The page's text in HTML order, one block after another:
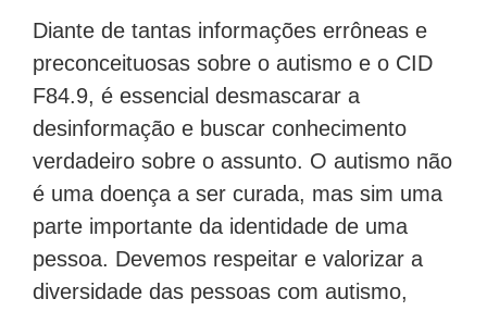
Diante de tantas informações errôneas e
preconceituosas sobre o autismo e o CID
F84.9, é essencial desmascarar a
desinformação e buscar conhecimento
verdadeiro sobre o assunto. O autismo não
é uma doença a ser curada, mas sim uma
parte importante da identidade de uma
pessoa. Devemos respeitar e valorizar a
diversidade das pessoas com autismo,